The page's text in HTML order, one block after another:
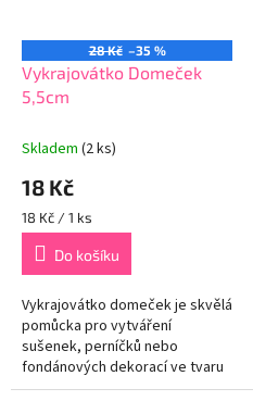
28 Kč –35 %
Vykrajovátko Domeček
5,5cm
Skladem (2 ks)
18 Kč
Měrná
cena:
18 Kč / 1 ks
Do košíku
Vykrajovátko domeček je skvělá
pomůcka pro vytváření
sušenek, perníčků nebo
fondánových dekorací ve tvaru
malého domečku. Ideální pro